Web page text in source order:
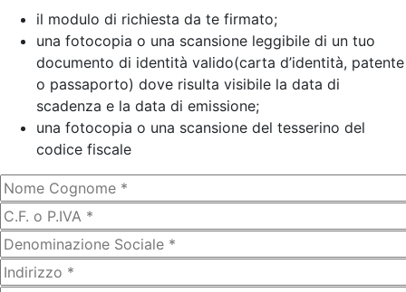
il modulo di richiesta da te firmato;
una fotocopia o una scansione leggibile di un tuo
documento di identità valido(carta d’identità, patente
o passaporto) dove risulta visibile la data di
scadenza e la data di emissione;
una fotocopia o una scansione del tesserino del
codice fiscale